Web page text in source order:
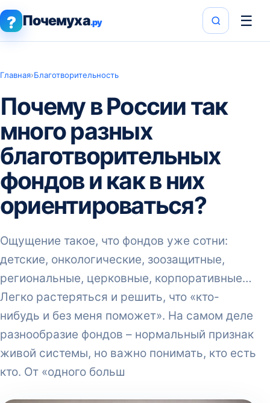
? Почемуха.ру ☰
Главная›Благотворительность
Почему в России так
много разных
благотворительных
фондов и как в них
ориентироваться?
Ощущение такое, что фондов уже сотни:
детские, онкологические, зоозащитные,
региональные, церковные, корпоративные…
Легко растеряться и решить, что «кто-
нибудь и без меня поможет». На самом деле
разнообразие фондов – нормальный признак
живой системы, но важно понимать, кто есть
кто. От «одного больш